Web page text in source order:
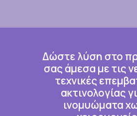
Δώστε λύση στο
σας άμεσα με τις
τεχνικές
ακτινολογίας
ινομυώματα